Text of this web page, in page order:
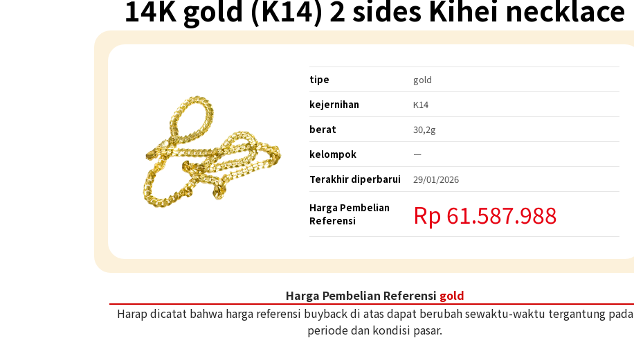
14K gold (K14) 2 sides Kihei necklace
tipe
gold
kejernihan
K14
berat
30,2g
kelompok
ー
Terakhir diperbarui
29/01/2026
Harga Pembelian
Referensi
Rp 61.587.988
Harga Pembelian Referensi gold
Harap dicatat bahwa harga referensi buyback di atas dapat berubah sewaktu-waktu tergantung pada
periode dan kondisi pasar.